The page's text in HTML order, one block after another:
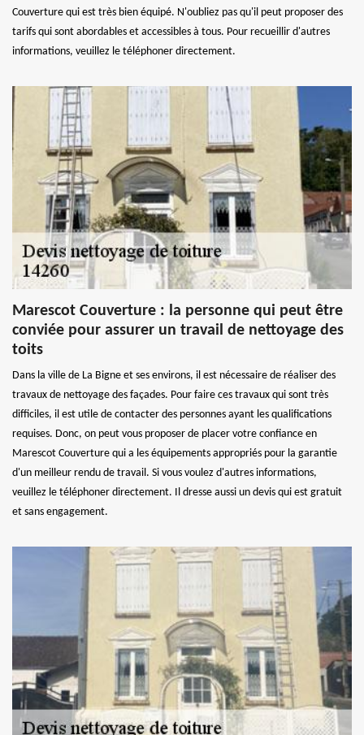
Couverture qui est très bien équipé. N'oubliez pas qu'il peut proposer des
tarifs qui sont abordables et accessibles à tous. Pour recueillir d'autres
informations, veuillez le téléphoner directement.
Marescot Couverture : la personne qui peut être
conviée pour assurer un travail de nettoyage des
toits
Dans la ville de La Bigne et ses environs, il est nécessaire de réaliser des
travaux de nettoyage des façades. Pour faire ces travaux qui sont très
difficiles, il est utile de contacter des personnes ayant les qualifications
requises. Donc, on peut vous proposer de placer votre confiance en
Marescot Couverture qui a les équipements appropriés pour la garantie
d'un meilleur rendu de travail. Si vous voulez d'autres informations,
veuillez le téléphoner directement. Il dresse aussi un devis qui est gratuit
et sans engagement.